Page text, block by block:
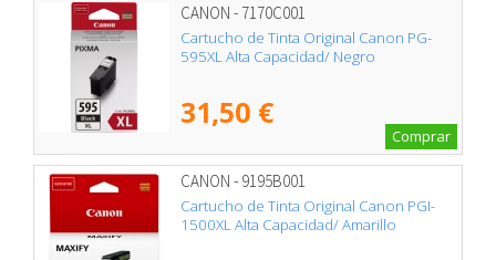
CANON - 7170C001
Cartucho de Tinta Original Canon PG-
595XL Alta Capacidad/ Negro
31,50 €
Comprar
CANON - 9195B001
Cartucho de Tinta Original Canon PGI-
1500XL Alta Capacidad/ Amarillo